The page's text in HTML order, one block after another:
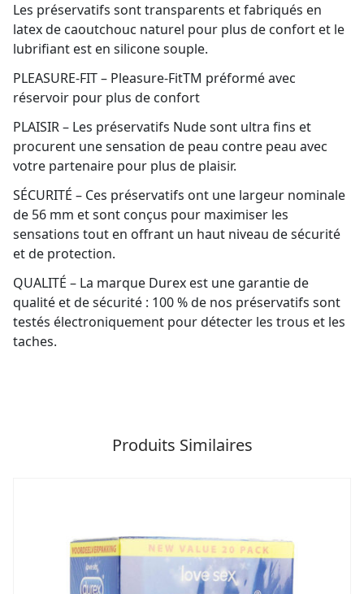
Les préservatifs sont transparents et fabriqués en
latex de caoutchouc naturel pour plus de confort et le
lubrifiant est en silicone souple.
PLEASURE-FIT – Pleasure-FitTM préformé avec
réservoir pour plus de confort
PLAISIR – Les préservatifs Nude sont ultra fins et
procurent une sensation de peau contre peau avec
votre partenaire pour plus de plaisir.
SÉCURITÉ – Ces préservatifs ont une largeur nominale
de 56 mm et sont conçus pour maximiser les
sensations tout en offrant un haut niveau de sécurité
et de protection.
QUALITÉ – La marque Durex est une garantie de
qualité et de sécurité : 100 % de nos préservatifs sont
testés électroniquement pour détecter les trous et les
taches.
Produits Similaires